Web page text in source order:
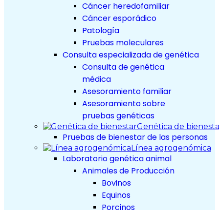
Cáncer heredofamiliar
Cáncer esporádico
Patología
Pruebas moleculares
Consulta especializada de genética
Consulta de genética
médica
Asesoramiento familiar
Asesoramiento sobre
pruebas genéticas
Genética de
Pruebas de bienestar de las personas
Línea agrogenómica
Laboratorio genética animal
Animales de Producción
Bovinos
Equinos
Porcinos